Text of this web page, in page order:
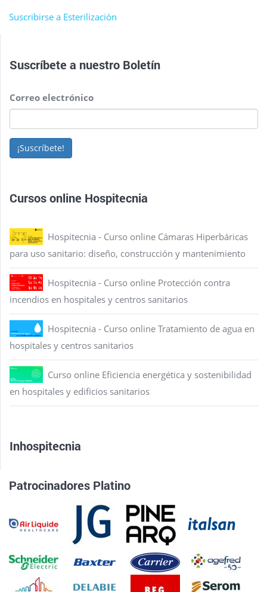
Suscribirse a Esterilización
Suscríbete a nuestro Boletín
Correo electrónico
¡Suscríbete!
Cursos online Hospitecnia
Hospitecnia - Curso online Cámaras Hiperbáricas
para uso sanitario: diseño, construcción y mantenimiento
Hospitecnia - Curso online Protección contra
incendios en hospitales y centros sanitarios
Hospitecnia - Curso online Tratamiento de agua en
hospitales y centros sanitarios
Curso online Eficiencia energética y sostenibilidad
en hospitales y edificios sanitarios
Inhospitecnia
Patrocinadores Platino